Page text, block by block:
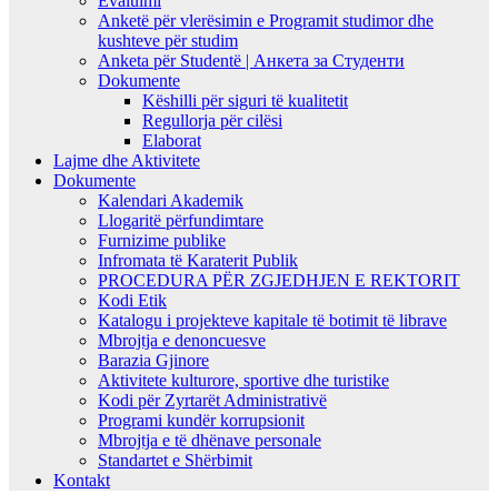
Anketë për vlerësimin e Programit studimor dhe
kushteve për studim
Anketa për Studentë | Анкета за Студенти
Dokumente
Këshilli për siguri të kualitetit
Regullorja për cilësi
Elaborat
Lajme dhe Aktivitete
Dokumente
Kalendari Akademik
Llogaritë përfundimtare
Furnizime publike
Infromata të Karaterit Publik
PROCEDURA PËR ZGJEDHJEN E REKTORIT
Kodi Etik
Katalogu i projekteve kapitale të botimit të librave
Mbrojtja e denoncuesve
Barazia Gjinore
Aktivitete kulturore, sportive dhe turistike
Kodi për Zyrtarët Administrativë
Programi kundër korrupsionit
Mbrojtja e të dhënave personale
Standartet e Shërbimit
Kontakt